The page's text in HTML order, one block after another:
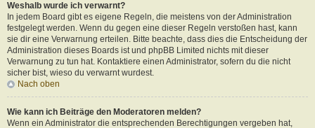
Weshalb wurde ich verwarnt?
In jedem Board gibt es eigene Regeln, die meistens von der Administration
festgelegt werden. Wenn du gegen eine dieser Regeln verstoßen hast, kann
sie dir eine Verwarnung erteilen. Bitte beachte, dass dies die Entscheidung der
Administration dieses Boards ist und phpBB Limited nichts mit dieser
Verwarnung zu tun hat. Kontaktiere einen Administrator, sofern du die nicht
sicher bist, wieso du verwarnt wurdest.
Nach oben
Wie kann ich Beiträge den Moderatoren melden?
Wenn ein Administrator die entsprechenden Berechtigungen vergeben hat,